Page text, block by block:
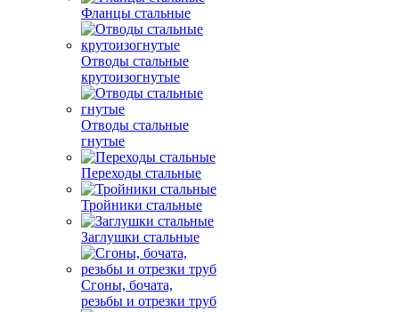
Фланцы стальные
Отводы стальные
крутоизогнутые
Отводы стальные
гнутые
Переходы стальные
Тройники стальные
Заглушки стальные
Сгоны, бочата,
резьбы и отрезки труб